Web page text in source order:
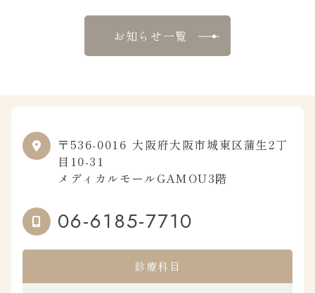
お知らせ一覧
〒536-0016 大阪府大阪市城東区蒲生2丁
目10-31
メディカルモールGAMOU3階
06-6185-7710
診療科目